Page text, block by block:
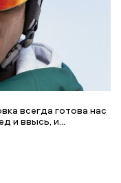
всегда готова нас
и ввысь, и...